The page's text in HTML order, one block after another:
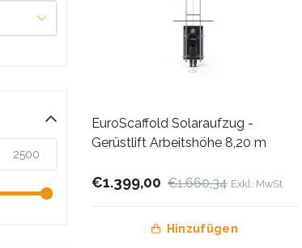
EuroScaffold Solaraufzug -
Gerüstlift Arbeitshöhe 8,20 m
€1.399,00 €1.660,34 Exkl. MwSt
Hinzufügen